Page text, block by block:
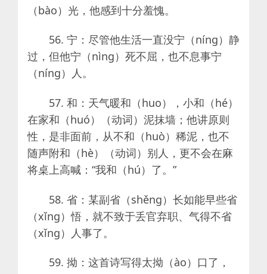
（bào）光，他感到十分羞愧。
56. 宁：尽管他生活一直没宁（níng）静
过，但他宁（nìng）死不屈，也不息事宁
（níng）人。
57. 和：天气暖和（huo），小和（hé）
在家和（huó）（动词）泥抹墙；他讲原则
性，是非面前，从不和（huò）稀泥，也不
随声附和（hè）（动词）别人，更不会在麻
将桌上高喊：“我和（hú）了。”
58. 省：某副省（shěng）长如能早些省
（xǐng）悟，就不致于丢官弃职、气得不省
（xǐng）人事了。
59. 拗：这首诗写得太拗（ào）口了，